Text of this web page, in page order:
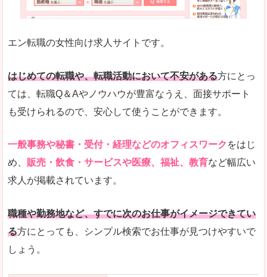
詳しい説明
とにかく、女性ならではの職種の専門性が高いの
また、アパレル・コスメ、エステ・ネイル・美容
人気度
専門性が高いので、これらのお仕事に転職を考
リクルートグループなので、大手という安心感も
使いやすさ
検索がしやすく、求人詳細にも画像やイラストな
エン転職の女性向け求人サイトです。
はじめての転職や、転職活動において不安がある方にとっ
ては、転職Q＆Aやノウハウが豊富なうえ、面接サポート
も受けられるので、安心して使うことができます。
一般事務や秘書・受付・経理などのオフィスワーク をはじ
め、 販売・飲食・サービスや医療、福祉、教育など幅広い
求人が掲載されています。
職種や勤務地など、すでに次のお仕事がイメージできてい
る方にとっても、シンプル検索でお仕事が見つけやすいで
しょう。